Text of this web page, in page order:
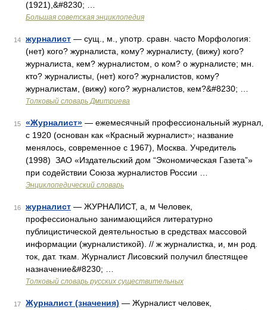
(1921),&#8230; …
Большая советская энциклопедия
14 журналист — сущ., м., употр. сравн. часто Морфология:
(нет) кого? журналиста, кому? журналисту, (вижу) кого?
журналиста, кем? журналистом, о ком? о журналисте; мн.
кто? журналисты, (нет) кого? журналистов, кому?
журналистам, (вижу) кого? журналистов, кем?&#8230; …
Толковый словарь Дмитриева
15 «Журналист» — ежемесячный профессиональный журнал,
с 1920 (основан как «Красный журналист»; название
менялось, современное с 1967), Москва. Учредитель
(1998) ЗАО «Издательский дом “Экономическая Газета”»
при содействии Союза журналистов России …
Энциклопедический словарь
16 журналист — ЖУРНАЛИСТ, а, м Человек,
профессионально занимающийся литературно
публицистической деятельностью в средствах массовой
информации (журналистикой). // ж журналистка, и, мн род.
ток, дат. ткам. Журналист Лисовский получил блестящее
назначение&#8230; …
Толковый словарь русских существительных
17 Журналист (значения) — Журналист человек,